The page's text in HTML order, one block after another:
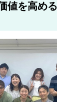
値を高め